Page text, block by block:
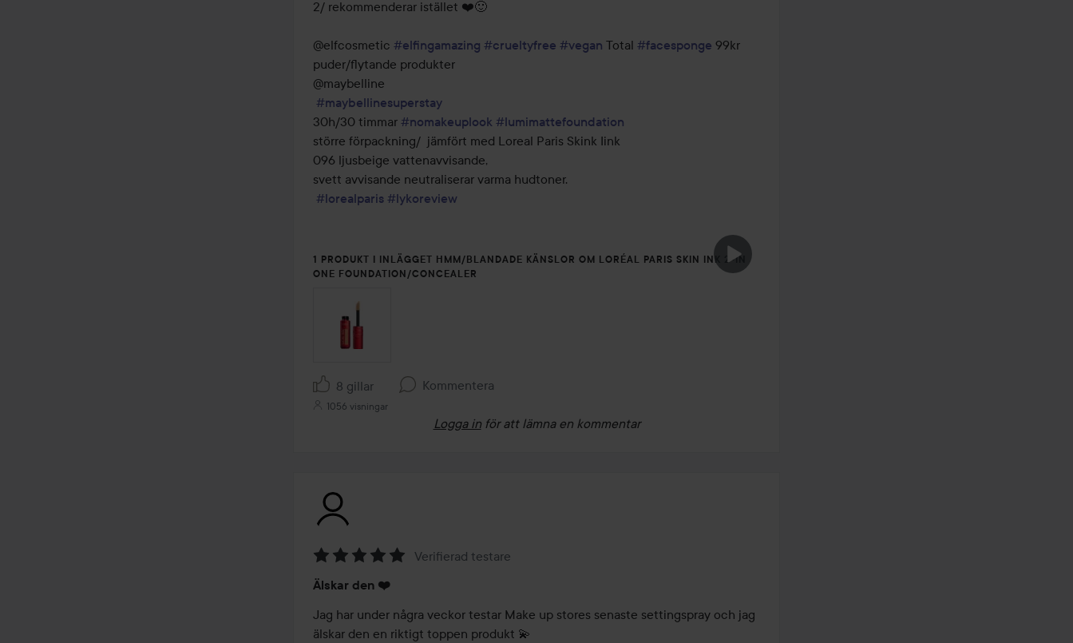
2/ rekommenderar istället ❤️🙂
@elfcosmetic #elfingamazing #crueltyfree #vegan Total #facesponge 99kr
puder/flytande produkter
@maybelline
#maybellinesuperstay
30h/30 timmar #nomakeuplook #lumimattefoundation
större förpackning/  jämfört med Loreal Paris Skink Iink
096 ljusbeige vattenavvisande,
svett avvisande neutraliserar varma hudtoner.
#lorealparis #lykoreview
1 PRODUKT I INLÄGGET HMM/BLANDADE KÄNSLOR OM LORÉAL PARIS SKIN INK 2-IN
ONE FOUNDATION/CONCEALER
8 gillar Kommentera
1056 visningar
Logga in för att lämna en kommentar
5
av
5
Verifierad testare
Älskar den ❤️
Jag har under några veckor testar Make up stores senaste settingspray och jag
älskar den en riktigt toppen produkt 💫